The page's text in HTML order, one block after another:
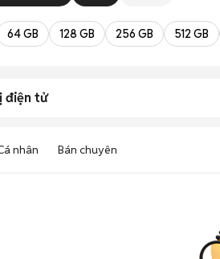
64 GB 128 GB 256 GB 512 GB
điện tử
nhân Bán chuyên